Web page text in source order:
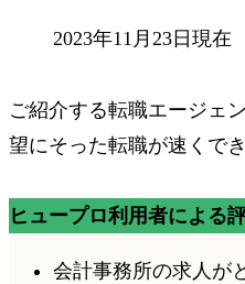
2023年11月23日現在
ご紹介する転職エージェ
望にそった転職が速くで
ヒュープロ利用者による
会計事務所の求人が